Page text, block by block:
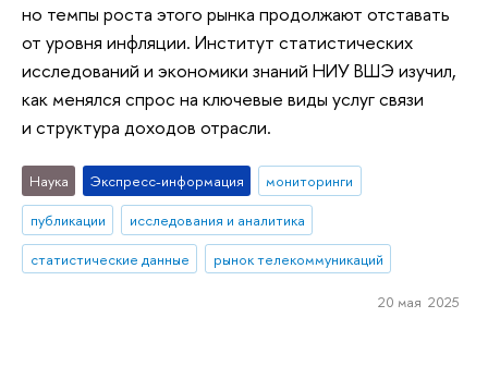
но темпы роста этого рынка продолжают отставать
от уровня инфляции. Институт статистических
исследований и экономики знаний НИУ ВШЭ изучил,
как менялся спрос на ключевые виды услуг связи
и структура доходов отрасли.
Наука Экспресс-информация
мониторинги
публикации
исследования и аналитика
статистические данные
рынок телекоммуникаций
20 мая 2025